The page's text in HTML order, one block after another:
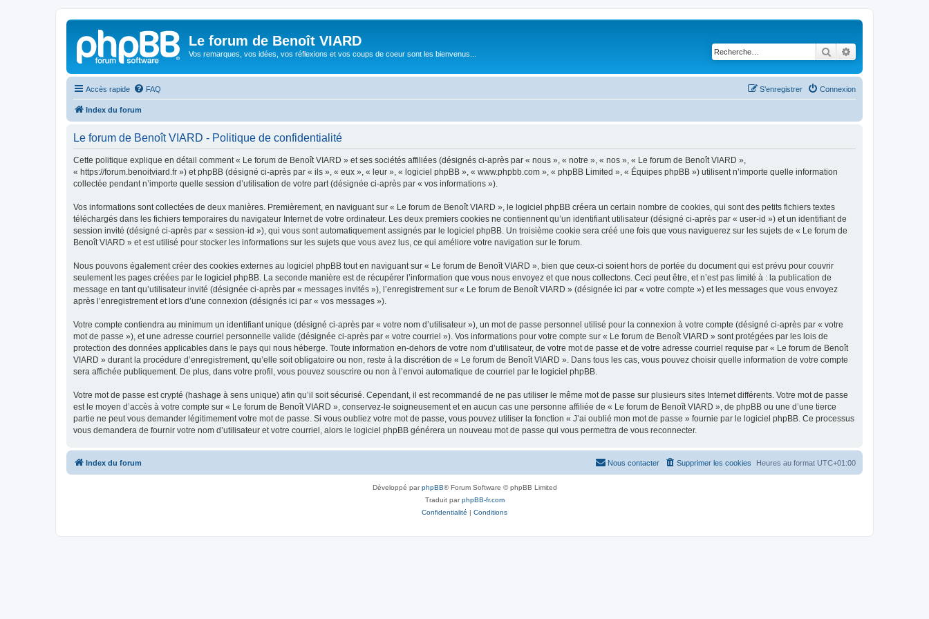
Le forum de Benoît VIARD
Vos remarques, vos idées, vos réflexions et vos coups de coeur sont les bienvenus... Rechercher
Accès rapide FAQ Connexion
S’enregistrer
Index du forum
Le forum de Benoît VIARD - Politique de confidentialité
Cette politique explique en détail comment « Le forum de Benoît VIARD » et ses sociétés affiliées (désignés ci-après par « nous », « notre », « nos », « Le forum de Benoît VIARD »,
« https://forum.benoitviard.fr ») et phpBB (désigné ci-après par « ils », « eux », « leur », « logiciel phpBB », « www.phpbb.com », « phpBB Limited », « Équipes phpBB ») utilisent n’importe quelle information
collectée pendant n’importe quelle session d’utilisation de votre part (désignée ci-après par « vos informations »).
Vos informations sont collectées de deux manières. Premièrement, en naviguant sur « Le forum de Benoît VIARD », le logiciel phpBB créera un certain nombre de cookies, qui sont des petits fichiers textes
téléchargés dans les fichiers temporaires du navigateur Internet de votre ordinateur. Les deux premiers cookies ne contiennent qu’un identifiant utilisateur (désigné ci-après par « user-id ») et un identifiant de
session invité (désigné ci-après par « session-id »), qui vous sont automatiquement assignés par le logiciel phpBB. Un troisième cookie sera créé une fois que vous naviguerez sur les sujets de « Le forum de
Benoît VIARD » et est utilisé pour stocker les informations sur les sujets que vous avez lus, ce qui améliore votre navigation sur le forum.
Nous pouvons également créer des cookies externes au logiciel phpBB tout en naviguant sur « Le forum de Benoît VIARD », bien que ceux-ci soient hors de portée du document qui est prévu pour couvrir
seulement les pages créées par le logiciel phpBB. La seconde manière est de récupérer l’information que vous nous envoyez et que nous collectons. Ceci peut être, et n’est pas limité à : la publication de
message en tant qu’utilisateur invité (désignée ci-après par « messages invités »), l’enregistrement sur « Le forum de Benoît VIARD » (désignée ici par « votre compte ») et les messages que vous envoyez
après l’enregistrement et lors d’une connexion (désignés ici par « vos messages »).
Votre compte contiendra au minimum un identifiant unique (désigné ci-après par « votre nom d’utilisateur »), un mot de passe personnel utilisé pour la connexion à votre compte (désigné ci-après par « votre
mot de passe »), et une adresse courriel personnelle valide (désignée ci-après par « votre courriel »). Vos informations pour votre compte sur « Le forum de Benoît VIARD » sont protégées par les lois de
protection des données applicables dans le pays qui nous héberge. Toute information en-dehors de votre nom d’utilisateur, de votre mot de passe et de votre adresse courriel requise par « Le forum de Benoît
VIARD » durant la procédure d’enregistrement, qu’elle soit obligatoire ou non, reste à la discrétion de « Le forum de Benoît VIARD ». Dans tous les cas, vous pouvez choisir quelle information de votre compte
sera affichée publiquement. De plus, dans votre profil, vous pouvez souscrire ou non à l’envoi automatique de courriel par le logiciel phpBB.
Votre mot de passe est crypté (hashage à sens unique) afin qu’il soit sécurisé. Cependant, il est recommandé de ne pas utiliser le même mot de passe sur plusieurs sites Internet différents. Votre mot de passe
est le moyen d’accès à votre compte sur « Le forum de Benoît VIARD », conservez-le soigneusement et en aucun cas une personne affiliée de « Le forum de Benoît VIARD », de phpBB ou une d’une tierce
partie ne peut vous demander légitimement votre mot de passe. Si vous oubliez votre mot de passe, vous pouvez utiliser la fonction « J’ai oublié mon mot de passe » fournie par le logiciel phpBB. Ce processus
vous demandera de fournir votre nom d’utilisateur et votre courriel, alors le logiciel phpBB générera un nouveau mot de passe qui vous permettra de vous reconnecter.
Index du forum Heures au format UTC+01:00
Supprimer les cookies
Nous contacter
Développé parphpBB® Forum Software © phpBB Limited
Traduit parphpBB-fr.com
Confidentialité | Conditions